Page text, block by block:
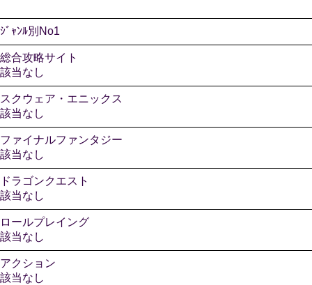
ｼﾞｬﾝﾙ別No1
総合攻略サイト
該当なし
スクウェア・エニックス
該当なし
ファイナルファンタジー
該当なし
ドラゴンクエスト
該当なし
ロールプレイング
該当なし
アクション
該当なし